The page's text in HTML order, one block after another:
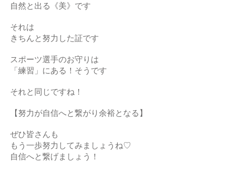
自然と出る《美》です
それは
きちんと努力した証です
スポーツ選手のお守りは
「練習」にある！そうです
それと同じですね！
【努力が自信へと繋がり余裕となる】
ぜひ皆さんも
もう一歩努力してみましょうね♡
自信へと繋げましょう！